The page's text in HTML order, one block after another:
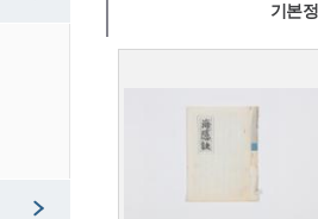
기본